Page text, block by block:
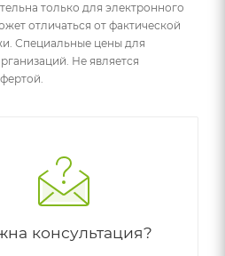
только для электронного
отличаться от фактической
Специальные цены для
Не является
консультация?